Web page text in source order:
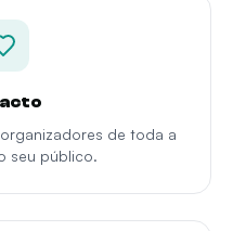
de toda a
seu público.